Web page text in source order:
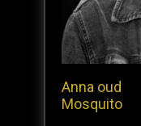
Anna oud
Mosquito